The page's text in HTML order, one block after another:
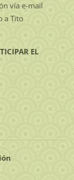
vía e-mail
a Tito
EL